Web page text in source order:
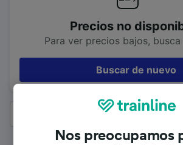
Precios no
Para ver precios bajos,
Buscar de nuevo
Todos los resultados
Nos preocupamos